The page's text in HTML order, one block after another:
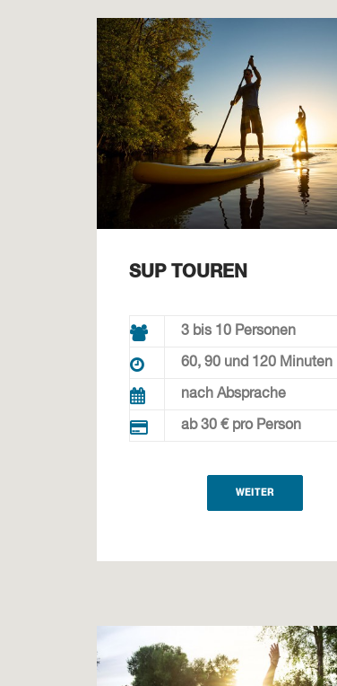
SUP TOUREN
3 bis 10 Personen
60, 90 und 120 Minuten
nach Absprache
ab 30 € pro Person
WEITER